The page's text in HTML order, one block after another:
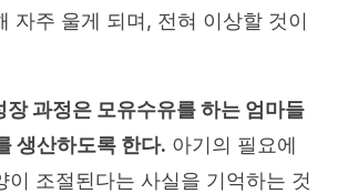
자주 울게 되며, 전혀 이상할 것이
장 과정은 모유수유를 하는 엄마들
생산하도록 한다. 아기의 필요에
이 조절된다는 사실을 기억하는 것